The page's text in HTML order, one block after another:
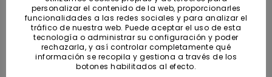
Ofertas
Filtro Por Precio
personalizar el contenido de la web, proporcionarles
funcionalidades a las redes sociales y para analizar el
tráfico de nuestra web. Puede aceptar el uso de esta
tecnología o administrar su configuración y poder
rechazarla, y así controlar completamente qué
información se recopila y gestiona a través de los
botones habilitados al efecto.